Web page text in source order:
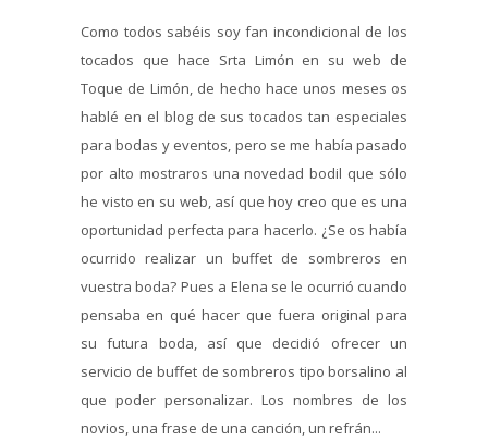
Como todos sabéis soy fan incondicional de los
tocados que hace Srta Limón en su web de
Toque de Limón, de hecho hace unos meses os
hablé en el blog de sus tocados tan especiales
para bodas y eventos, pero se me había pasado
por alto mostraros una novedad bodil que sólo
he visto en su web, así que hoy creo que es una
oportunidad perfecta para hacerlo. ¿Se os había
ocurrido realizar un buffet de sombreros en
vuestra boda? Pues a Elena se le ocurrió cuando
pensaba en qué hacer que fuera original para
su futura boda, así que decidió ofrecer un
servicio de buffet de sombreros tipo borsalino al
que poder personalizar. Los nombres de los
novios, una frase de una canción, un refrán...